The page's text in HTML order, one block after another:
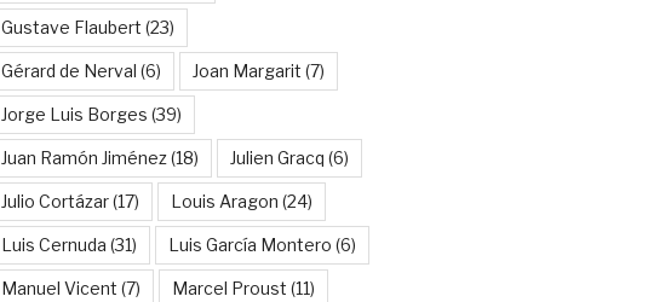
Gustave Flaubert (23)
Gérard de Nerval (6) Joan Margarit (7)
Jorge Luis Borges (39)
Juan Ramón Jiménez(18) Julien Gracq (6)
Julio Cortázar(17) Louis Aragon (24)
Luis Cernuda (31) Luis García Montero (6)
Manuel Vicent (7) Marcel Proust (11)